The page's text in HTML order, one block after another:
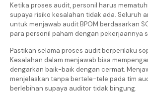
Ketika proses audit, personil harus
supaya risiko kesalahan tidak ada. Seluruh
untuk menjawab audit BPOM berdasarkan
para personil paham dengan pekerjaannya
Pastikan selama proses audit berperilaku
Kesalahan dalam menjawab bisa
dengarkan baik-baik dengan cermat.
menjelaskan tanpa bertele-tele pada tim
berlebihan supaya auditor tidak bingung.